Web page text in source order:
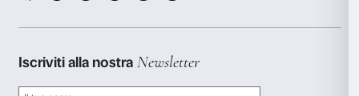
– Moderazione dei singoli commenti: ogni
dagli utenti iscritti alle piattaforme può essere
nei casi più gravi – per mantenere la conversazione